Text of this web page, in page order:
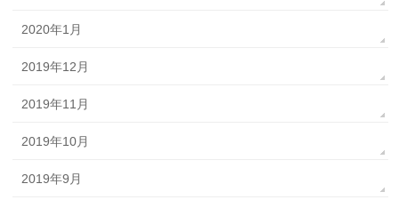
2020年1月
2019年12月
2019年11月
2019年10月
2019年9月